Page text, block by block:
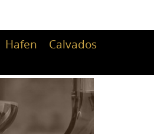
Hafen Calvados